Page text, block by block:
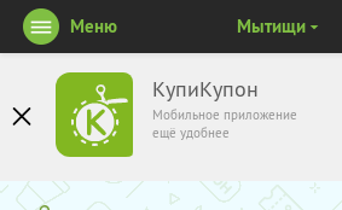
КупиКупон
Мобильное приложение
ещё удобнее
Меню Мытищи